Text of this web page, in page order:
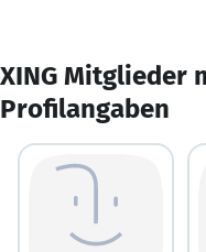
XING Mitglieder
Profilangaben